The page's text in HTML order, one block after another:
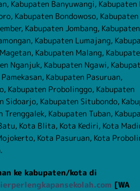
Kabupaten Banyuwangi,
Kabupaten Bondowoso, Kabupaten
Kabupaten Jombang, Kabupaten
Kabupaten Lumajang,
Kabupaten Malang,
Nganjuk, Kabupaten Ngawi,
Kabupaten Pasuruan,
Kabupaten Probolinggo, Kabupaten
Sidoarjo, Kabupaten Situbondo,
Trenggalek, Kabupaten Tuban,
Kota Blita, Kota Kediri, Kota
Kota Pasuruan, Kota
.
ke kabupaten/kota di
[WA